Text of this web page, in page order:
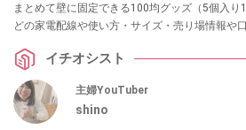
まとめて壁に固定できる100均グッズ（5個入り
どの家電配線や使い方・サイズ・売り場情報や
イチオシスト
主婦YouTuber
shino